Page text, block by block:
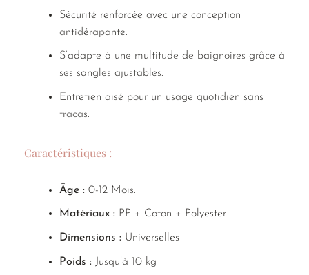
Sécurité renforcée avec une conception
antidérapante.
S’adapte à une multitude de baignoires grâce à
ses sangles ajustables.
Entretien aisé pour un usage quotidien sans
tracas.
Caractéristiques :
Âge :0-12 Mois.
Matériaux :PP + Coton + Polyester
Dimensions :Universelles
Poids :Jusqu’à 10 kg